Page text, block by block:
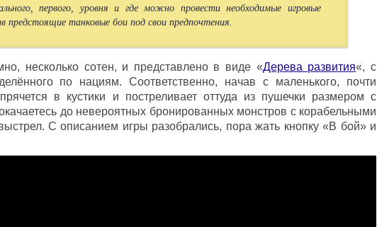
первого, уровня и где можно провести необходимые игровые
предстоящие танковые бои под свои предпочтения.
несколько сотен, и представлено в виде «Дерева развития«, с
по нациям. Соответственно, начав с маленького, почти
в кустики и постреливает оттуда из пушечки размером с
до невероятных бронированных монстров с корабельными
С описанием игры разобрались, пора жать кнопку «В бой» и